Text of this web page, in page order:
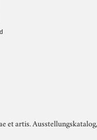
artis.